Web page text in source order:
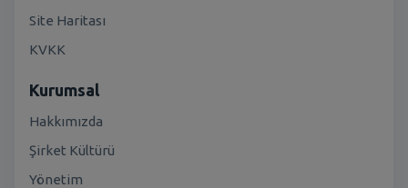
Site Haritası
KVKK
Kurumsal
Hakkımızda
Şirket Kültürü
Yönetim